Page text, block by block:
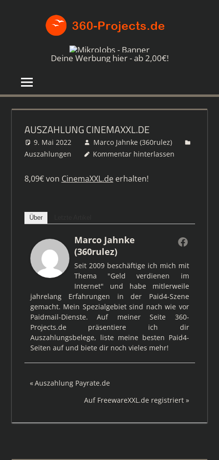
Seiten
im
Netz
Deine Werbung hier - ab 2,00€!
AUSZAHLUNG CINEMAXXL.DE
9. Mai 2022
Marco Jahnke (360rulez)
Auszahlungen
Kommentar hinterlassen
8,09€ von CinemaXXL.deerhalten!
Über
Marco Jahnke
(360rulez)
Seit 2009 beschäftige ich mich mit
Thema "Geld verdienen im
Internet" und habe mitlerweile
jahrelang Erfahrungen in der Paid4-Szene
gemacht. Mein Spezialgebiet sind nach wie vor
Paidmail-Dienste. Auf meiner Seite 360-
Projects.de präsentiere ich dir
Auszahlungsbelege, liste meine besten Paid4-
Seiten auf und biete dir noch vieles mehr!
Beitragsnavigation
Vorheriger
Auszahlung Payrate.de
Nächster
Auf FreewareXXL.de registriert